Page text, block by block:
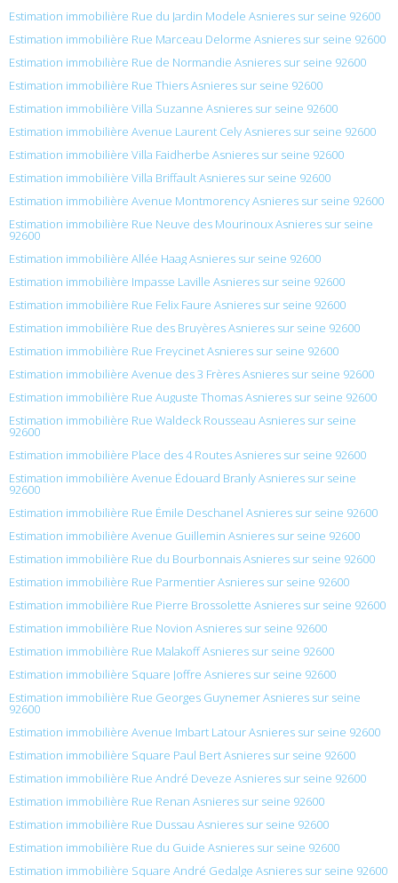
Estimation immobilière Rue du Jardin Modele Asnieres sur seine 92600
Estimation immobilière Rue Marceau Delorme Asnieres sur seine 92600
Estimation immobilière Rue de Normandie Asnieres sur seine 92600
Estimation immobilière Rue Thiers Asnieres sur seine 92600
Estimation immobilière Villa Suzanne Asnieres sur seine 92600
Estimation immobilière Avenue Laurent Cely Asnieres sur seine 92600
Estimation immobilière Villa Faidherbe Asnieres sur seine 92600
Estimation immobilière Villa Briffault Asnieres sur seine 92600
Estimation immobilière Avenue Montmorency Asnieres sur seine 92600
Estimation immobilière Rue Neuve des Mourinoux Asnieres sur seine
92600
Estimation immobilière Allée Haag Asnieres sur seine 92600
Estimation immobilière Impasse Laville Asnieres sur seine 92600
Estimation immobilière Rue Felix Faure Asnieres sur seine 92600
Estimation immobilière Rue des Bruyères Asnieres sur seine 92600
Estimation immobilière Rue Freycinet Asnieres sur seine 92600
Estimation immobilière Avenue des 3 Frères Asnieres sur seine 92600
Estimation immobilière Rue Auguste Thomas Asnieres sur seine 92600
Estimation immobilière Rue Waldeck Rousseau Asnieres sur seine
92600
Estimation immobilière Place des 4 Routes Asnieres sur seine 92600
Estimation immobilière Avenue Édouard Branly Asnieres sur seine
92600
Estimation immobilière Rue Émile Deschanel Asnieres sur seine 92600
Estimation immobilière Avenue Guillemin Asnieres sur seine 92600
Estimation immobilière Rue du Bourbonnais Asnieres sur seine 92600
Estimation immobilière Rue Parmentier Asnieres sur seine 92600
Estimation immobilière Rue Pierre Brossolette Asnieres sur seine 92600
Estimation immobilière Rue Novion Asnieres sur seine 92600
Estimation immobilière Rue Malakoff Asnieres sur seine 92600
Estimation immobilière Square Joffre Asnieres sur seine 92600
Estimation immobilière Rue Georges Guynemer Asnieres sur seine
92600
Estimation immobilière Avenue Imbart Latour Asnieres sur seine 92600
Estimation immobilière Square Paul Bert Asnieres sur seine 92600
Estimation immobilière Rue André Deveze Asnieres sur seine 92600
Estimation immobilière Rue Renan Asnieres sur seine 92600
Estimation immobilière Rue Dussau Asnieres sur seine 92600
Estimation immobilière Rue du Guide Asnieres sur seine 92600
Estimation immobilière Square André Gedalge Asnieres sur seine 92600